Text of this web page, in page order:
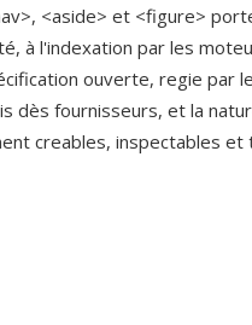
<aside> et <figure>
à l'indexation par les
ouverte, regie par le
dès fournisseurs, et la
creables, inspectables et